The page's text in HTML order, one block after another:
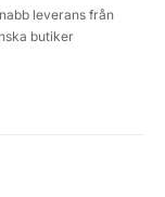
leverans från
butiker